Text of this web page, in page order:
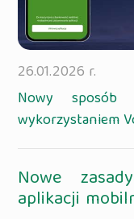
26.01.2026 r.
Nowy sposób
wykorzystaniem
Nowe
aplikacji